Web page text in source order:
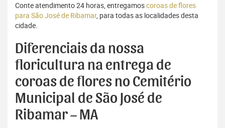
Conte atendimento 24 horas, entregamoscoroas de flores
para São José de Ribamar, para todas as localidades desta
cidade.
Diferenciais da nossa
floricultura na entrega de
coroas de flores no Cemitério
Municipal de São José de
Ribamar – MA